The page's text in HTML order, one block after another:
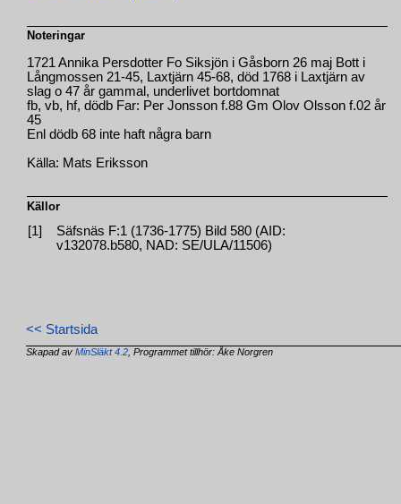
Noteringar
1721 Annika Persdotter Fo Siksjön i Gåsborn 26 maj Bott i
Långmossen 21-45, Laxtjärn 45-68, död 1768 i Laxtjärn av
slag o 47 år gammal, underlivet bortdomnat
fb, vb, hf, dödb Far: Per Jonsson f.88 Gm Olov Olsson f.02 år
45
Enl dödb 68 inte haft några barn
Källa: Mats Eriksson
Källor
[1]
Säfsnäs F:1 (1736-1775) Bild 580 (AID:
v132078.b580, NAD: SE/ULA/11506)
<< Startsida
Skapad avMinSläkt 4.2 , Programmet tillhör: Åke Norgren